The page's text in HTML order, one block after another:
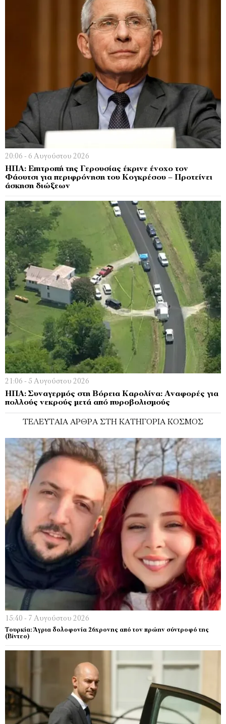
20:06 - 6 Αυγούστου 2026
ΗΠΑ: Επιτροπή της Γερουσίας έκρινε ένοχο τον
Φάουτσι για περιφρόνηση του Κογκρέσου – Προτείνει
άσκηση διώξεων
21:06 - 5 Αυγούστου 2026
ΗΠΑ: Συναγερμός στη Βόρεια Καρολίνα: Αναφορές για
πολλούς νεκρούς μετά από πυροβολισμούς
ΤΕΛΕΥΤΑΊΑ ΆΡΘΡΑ ΣΤΗ ΚΑΤΗΓΟΡΊΑ ΚΌΣΜΟΣ
15:40 - 7 Αυγούστου 2026
Τουρκία: Άγρια δολοφονία 26χρονης από τον πρώην σύντροφό της
(Βίντεο)